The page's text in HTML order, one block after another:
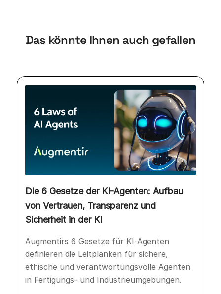
Das könnte Ihnen auch gefallen
Die 6 Gesetze der KI-Agenten: Aufbau
von Vertrauen, Transparenz und
Sicherheit in der KI
Augmentirs 6 Gesetze für KI-Agenten
definieren die Leitplanken für sichere,
ethische und verantwortungsvolle Agenten
in Fertigungs- und Industrieumgebungen.